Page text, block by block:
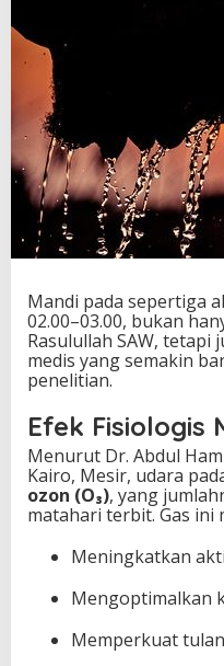
Mandi pada sepertiga
02.00–03.00, bukan
Rasulullah SAW, tetapi
medis yang semakin
penelitian.
Efek Fisiologis
Menurut Dr. Abdul
Kairo, Mesir, udara
ozon (O₃), yang
matahari terbit. Gas ini
Meningkatkan
Mengoptimalkan
Memperkuat